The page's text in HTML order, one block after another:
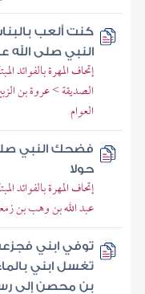
كنت ألعب
النبي صلى
إتحاف المهرة بالفوائد
الصديقة > عروة بن
العوام
فضحك النبي
حولا
إتحاف المهرة بالفوائد
عبد الله بن وهب بن
توفي ابني
تغسل ابني
بن محصن إلى